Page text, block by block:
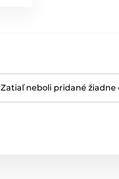
Zatiaľ neboli pridané žiadne